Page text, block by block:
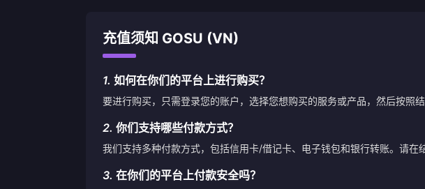
充值须知 GOSU (VN)
1. 如何在你们的平台上进行购买？
要进行购买，只需登录您的账户，选择您想购买的服务或产品，然后按照
2. 你们支持哪些付款方式？
我们支持多种付款方式，包括信用卡/借记卡、电子钱包和银行转账。请在
3. 在你们的平台上付款安全吗？